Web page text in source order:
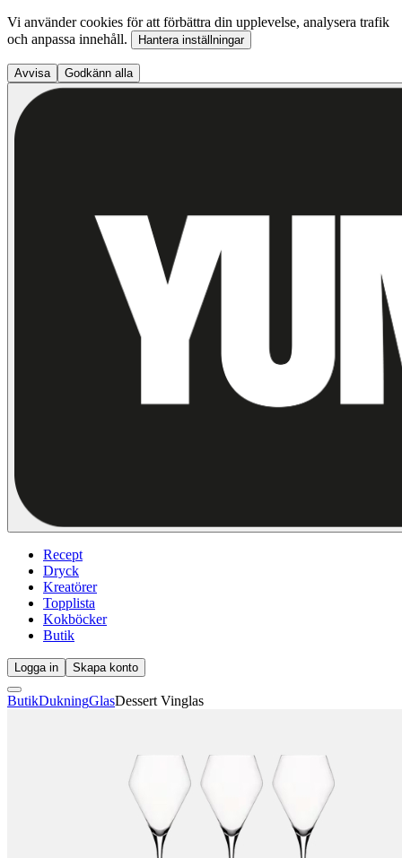
Vi använder cookies för att förbättra din upplevelse, analysera trafik
och anpassa innehåll.
Hantera inställningar
Avvisa Godkänn alla
Recept
Dryck
Kreatörer
Topplista
Kokböcker
Butik
Logga in Skapa konto
ButikDukningGlasDessert Vinglas